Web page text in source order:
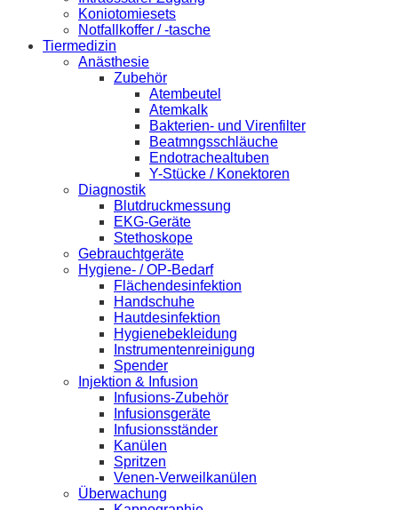
Koniotomiesets
Notfallkoffer / -tasche
Tiermedizin
Anästhesie
Zubehör
Atembeutel
Atemkalk
Bakterien- und Virenfilter
Beatmngsschläuche
Endotrachealtuben
Y-Stücke / Konektoren
Diagnostik
Blutdruckmessung
EKG-Geräte
Stethoskope
Gebrauchtgeräte
Hygiene- / OP-Bedarf
Flächendesinfektion
Handschuhe
Hautdesinfektion
Hygienebekleidung
Instrumentenreinigung
Spender
Injektion & Infusion
Infusions-Zubehör
Infusionsgeräte
Infusionsständer
Kanülen
Spritzen
Venen-Verweilkanülen
Überwachung